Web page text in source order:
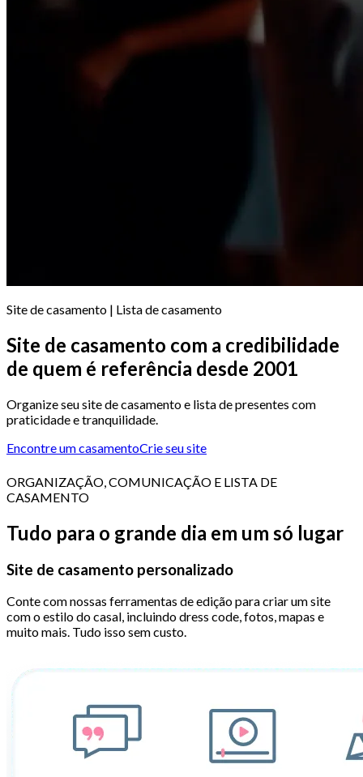
Site de casamento | Lista de casamento
Site de casamento com a credibilidade
de quem é referência desde 2001
Organize seu site de casamento e lista de presentes com
praticidade e tranquilidade.
Encontre um casamentoCrie seu site
ORGANIZAÇÃO, COMUNICAÇÃO E LISTA DE
CASAMENTO
Tudo para o grande dia em um só lugar
Site de casamento personalizado
Conte com nossas ferramentas de edição para criar um site
com o estilo do casal, incluindo dress code, fotos, mapas e
muito mais. Tudo isso sem custo.